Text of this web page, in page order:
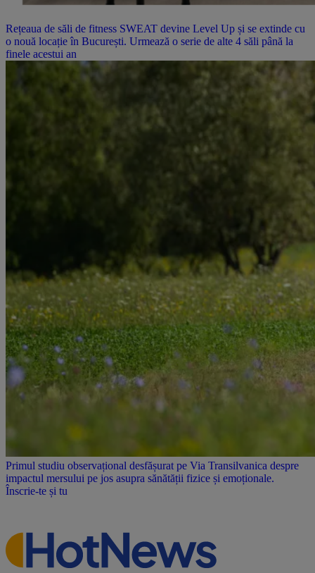
Rețeaua de săli de fitness SWEAT devine Level Up și se extinde cu
o nouă locație în București. Urmează o serie de alte 4 săli până la
finele acestui an
Primul studiu observațional desfășurat pe Via Transilvanica despre
impactul mersului pe jos asupra sănătății fizice și emoționale.
Înscrie-te și tu